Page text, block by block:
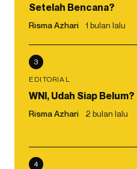
Setelah Bencana?
Risma Azhari 1 bulan lalu
3
EDITORIAL
WNI, Udah Siap Belum?
Risma Azhari 2 bulan lalu
4